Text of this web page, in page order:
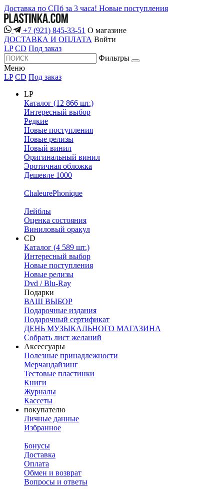
Доставка по СПб за 3 часа! Новые поступления
+7 (921) 845-33-51 О магазине
ДОСТАВКА И ОПЛАТА Войти
LP CD Под заказ
Фильтры
Меню
LP CD Под заказ
LP
Каталог (12 866 шт.)
Интересный выбор
Редкие
Новые поступления
Новые релизы
Новый винил
Оригинальный винил
Эротичная обложка
Дешевле 1000
ChaleurePhonique
Лейблы
Оценка состояния
Виниловый оракул
CD
Каталог (4 589 шт.)
Интересный выбор
Новые поступления
Новые релизы
Dvd / Blu-Ray
Подарки
ВАШ ВЫБОР
Подарочные издания
Подарочный сертификат
ДЕНЬ МУЗЫКАЛЬНОГО МАГАЗИНА
Собрать лист желаний
Аксессуары
Полезные принадлежности
Мерчандайзинг
Тестовые пластинки
Книги
Журналы
Кассеты
покупателю
Личные данные
Избранное
Бонусы
Доставка
Оплата
Обмен и возврат
Вопросы и ответы